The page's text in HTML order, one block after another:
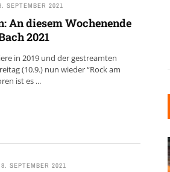
SEPTEMBER 2021
An diesem Wochenende
2021
in 2019 und der gestreamten
(10.9.) nun wieder “Rock am
ist es ...
8. SEPTEMBER 2021